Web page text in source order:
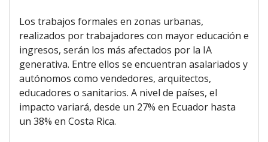
Los trabajos formales en zonas urbanas,
realizados por trabajadores con mayor educación e
ingresos, serán los más afectados por la IA
generativa. Entre ellos se encuentran asalariados y
autónomos como vendedores, arquitectos,
educadores o sanitarios. A nivel de países, el
impacto variará, desde un 27% en Ecuador hasta
un 38% en Costa Rica.